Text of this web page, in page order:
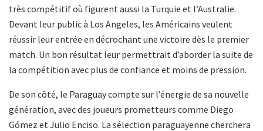
très compétitif où figurent aussi la Turquie et l’Australie.
Devant leur public à Los Angeles, les Américains veulent
réussir leur entrée en décrochant une victoire dès le premier
match. Un bon résultat leur permettrait d’aborder la suite de
la compétition avec plus de confiance et moins de pression.
De son côté, le Paraguay compte sur l’énergie de sa nouvelle
génération, avec des joueurs prometteurs comme Diego
Gómez et Julio Enciso. La sélection paraguayenne cherchera